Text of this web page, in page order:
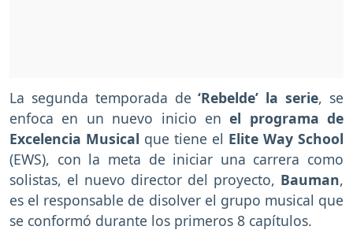
La segunda temporada de‘Rebelde’ la serie, se
enfoca en un nuevo inicio enel programa de
Excelencia Musical que tiene el Elite Way School
(EWS), con la meta de iniciar una carrera como
solistas, el nuevo director del proyecto, Bauman,
es el responsable de disolver el grupo musical que
se conformó durante los primeros 8 capítulos.